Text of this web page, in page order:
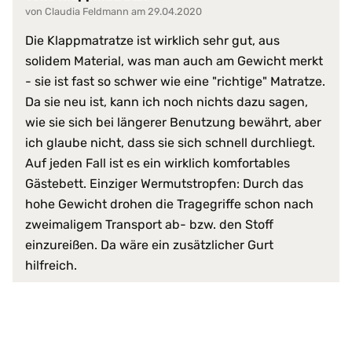
von Claudia Feldmann am 29.04.2020
Die Klappmatratze ist wirklich sehr gut, aus
solidem Material, was man auch am Gewicht merkt
- sie ist fast so schwer wie eine "richtige" Matratze.
Da sie neu ist, kann ich noch nichts dazu sagen,
wie sie sich bei längerer Benutzung bewährt, aber
ich glaube nicht, dass sie sich schnell durchliegt.
Auf jeden Fall ist es ein wirklich komfortables
Gästebett. Einziger Wermutstropfen: Durch das
hohe Gewicht drohen die Tragegriffe schon nach
zweimaligem Transport ab- bzw. den Stoff
einzureißen. Da wäre ein zusätzlicher Gurt
hilfreich.